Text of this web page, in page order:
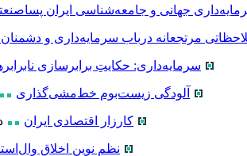
جهانی و جامعه‌شناسی ایران
مرتجعانه درباب سرمایه‌داری و
سرمایه‌داری: حکایتِ برابرسازی
آلودگی زیست‌بوم خط‌مشی‌گذاری
کارزار اقتصادی ایران
نظم نوین اخلاق